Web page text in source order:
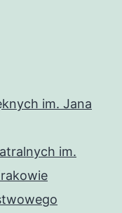
im. Jana
im.